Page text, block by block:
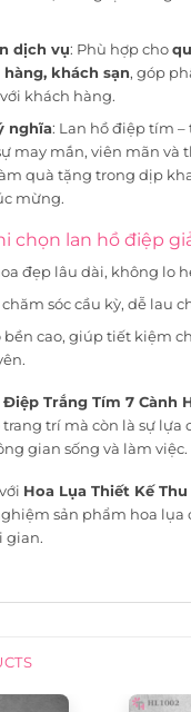
dịch vụ: Phù hợp cho
hàng, khách sạn, góp
khách hàng.
nghĩa: Lan hồ điệp tím
may mắn, viên mãn và
quà tặng trong dịp
mừng.
chọn lan hồ điệp
đẹp lâu dài, không lo
sóc cầu kỳ, dễ lau
bền cao, giúp tiết kiệm
Trắng Tím 7 Cành
trí mà còn là sự lựa
gian sống và làm việc.
Hoa Lụa Thiết Kế Thu
sản phẩm hoa lụa
gian.